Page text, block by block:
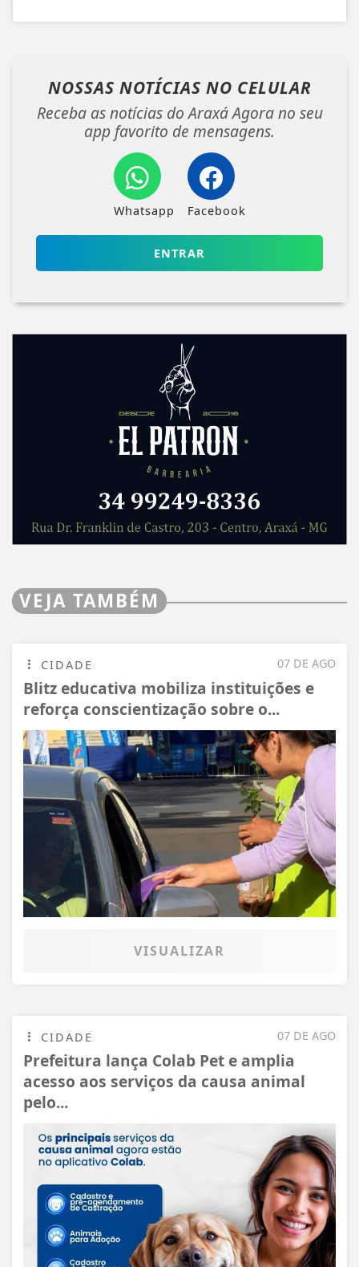
NOSSAS NOTÍCIAS NO CELULAR
Receba as notícias do Araxá Agora no seu
app favorito de mensagens.
Whatsapp Facebook
ENTRAR
VEJA TAMBÉM
07 DE AGO
CIDADE
Blitz educativa mobiliza instituições e
reforça conscientização sobre o...
VISUALIZAR
07 DE AGO
CIDADE
Prefeitura lança Colab Pet e amplia
acesso aos serviços da causa animal
pelo...